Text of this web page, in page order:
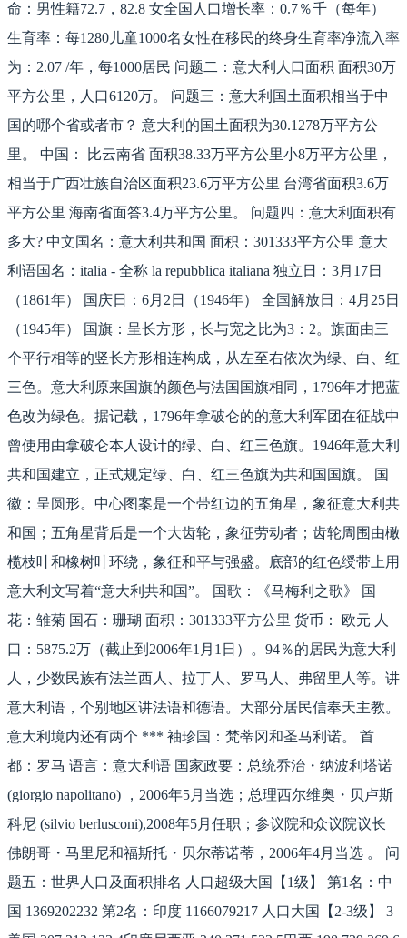
命：男性籍72.7，82.8 女全国人口增长率：0.7％千（每年）
生育率：每1280儿童1000名女性在移民的终身生育率净流入率
为：2.07 /年，每1000居民 问题二：意大利人口面积 面积30万
平方公里，人口6120万。 问题三：意大利国土面积相当于中
国的哪个省或者市？ 意大利的国土面积为30.1278万平方公
里。 中国： 比云南省 面积38.33万平方公里小8万平方公里，
相当于广西壮族自治区面积23.6万平方公里 台湾省面积3.6万
平方公里 海南省面答3.4万平方公里。 问题四：意大利面积有
多大? 中文国名：意大利共和国 面积：301333平方公里 意大
利语国名：italia - 全称 la repubblica italiana 独立日：3月17日
（1861年） 国庆日：6月2日（1946年） 全国解放日：4月25日
（1945年） 国旗：呈长方形，长与宽之比为3：2。旗面由三
个平行相等的竖长方形相连构成，从左至右依次为绿、白、红
三色。意大利原来国旗的颜色与法国国旗相同，1796年才把蓝
色改为绿色。据记载，1796年拿破仑的的意大利军团在征战中
曾使用由拿破仑本人设计的绿、白、红三色旗。1946年意大利
共和国建立，正式规定绿、白、红三色旗为共和国国旗。 国
徽：呈圆形。中心图案是一个带红边的五角星，象征意大利共
和国；五角星背后是一个大齿轮，象征劳动者；齿轮周围由橄
榄枝叶和橡树叶环绕，象征和平与强盛。底部的红色绶带上用
意大利文写着“意大利共和国”。 国歌：《马梅利之歌》 国
花：雏菊 国石：珊瑚 面积：301333平方公里 货币： 欧元 人
口：5875.2万（截止到2006年1月1日）。94％的居民为意大利
人，少数民族有法兰西人、拉丁人、罗马人、弗留里人等。讲
意大利语，个别地区讲法语和德语。大部分居民信奉天主教。
意大利境内还有两个 *** 袖珍国：梵蒂冈和圣马利诺。 首
都：罗马 语言：意大利语 国家政要：总统乔治・纳波利塔诺
(giorgio napolitano) ，2006年5月当选；总理西尔维奥・贝卢斯
科尼 (silvio berlusconi),2008年5月任职；参议院和众议院议长
佛朗哥・马里尼和福斯托・贝尔蒂诺蒂，2006年4月当选 。 问
题五：世界人口及面积排名 人口超级大国【1级】 第1名：中
国 1369202232 第2名：印度 1166079217 人口大国【2-3级】 3